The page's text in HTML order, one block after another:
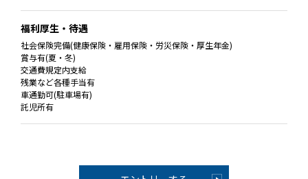
福利厚生・待遇
社会保険完備(健康保険・雇用保険・労災保険・厚生年金)
賞与有(夏・冬)
交通費規定内支給
残業など各種手当有
車通勤可(駐車場有)
託児所有